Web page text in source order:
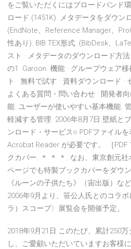
をご覧いただくにはブロードバンド
ロード (1451K). メタデータをダウン
(EndNote、Reference Manager、
性あり). BIB TEX形式. (BibDesk、
スト · メタデータのダウンロード方
の1 Garoon. 機能 · グループウェア移
ト · 無料で試す · 資料ダウンロード ·
よくある質問・問い合わせ · 開発者
能. ユーザーが使いやすい基本機能.
軽減する管理 2006年8月7日 壁紙と
ンロード・サービス○ PDFファイル
Acrobat Reader が必要です。 ［PDF
クカバー. ＊ ＊ ＊. なお、東京創元
ページでも特製ブックカバーをダウ
《ルーンの子供たち》（宙出版）な
2006年9月より、笹公人氏とのコラ
ラ）スコープ〉展覧会を開催予定。
2018年9月21日 このたび、累計250
し、ご愛顧いただいていますお客様